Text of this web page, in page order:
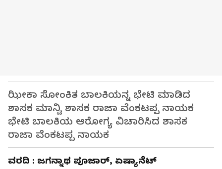
ಝೀಕಾ ಸೋಂಕಿತ ಬಾಲಕಿಯನ್ನ ಭೇಟಿ ಮಾಡಿದ
ಶಾಸಕ ಮಾನ್ವಿ ಶಾಸಕ ರಾಜಾ ವೆಂಕಟಪ್ಪ ನಾಯಕ
ಭೇಟಿ ಬಾಲಕಿಯ ಆರೋಗ್ಯ ವಿಚಾರಿಸಿದ ಶಾಸಕ
ರಾಜಾ ವೆಂಕಟಪ್ಪ ನಾಯಕ
ವರದಿ : ಜಗನ್ನಾಥ ಪೂಜಾರ್, ಏಷ್ಯಾನೆಟ್